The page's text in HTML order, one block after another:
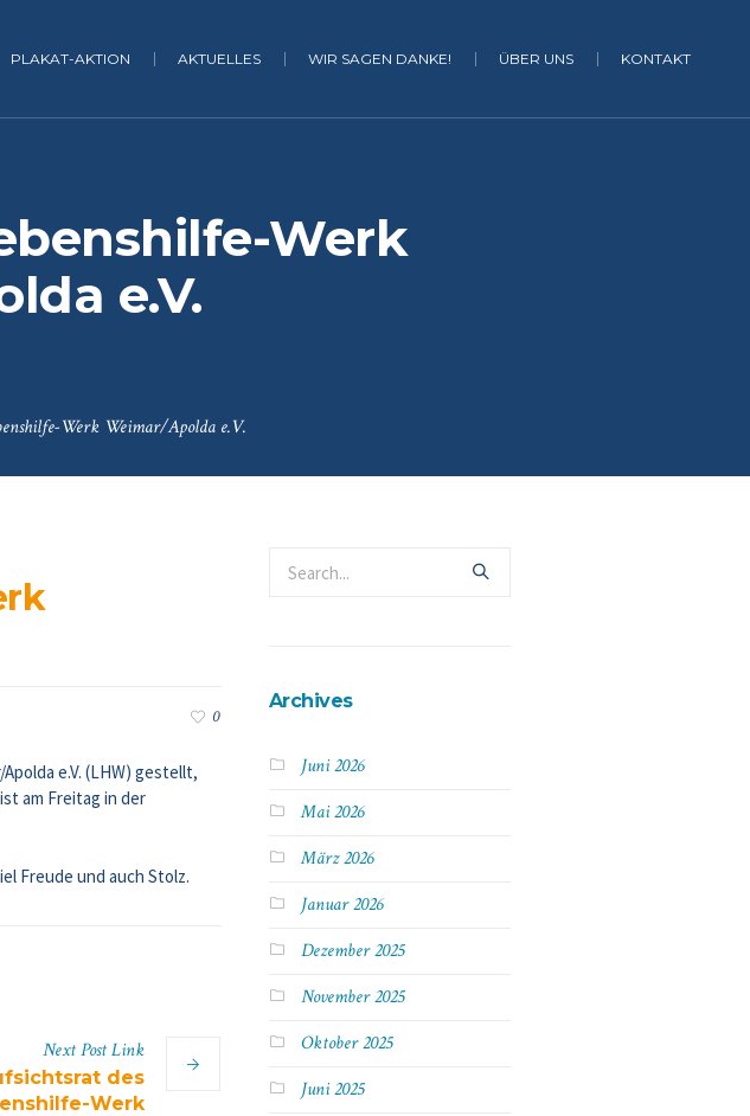
PLAKAT-AKTION AKTUELLES WIR SAGEN DANKE! ÜBER UNS KONTAKT
Werk
e.V.
Werk Weimar/Apolda e.V.
0
e.V. (LHW) gestellt,
am Freitag in der
Freude und auch Stolz.
NextPostLink
des
Werk
Archives
Juni 2026
Mai 2026
März 2026
Januar 2026
Dezember 2025
November 2025
Oktober 2025
Juni 2025